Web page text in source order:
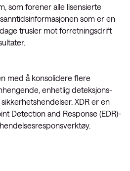
som forener alle lisensierte
som er en
trusler mot forretningsdrift
med å konsolidere flere
enhetlig deteksjons-
XDR er en
Detection and Response (EDR)-